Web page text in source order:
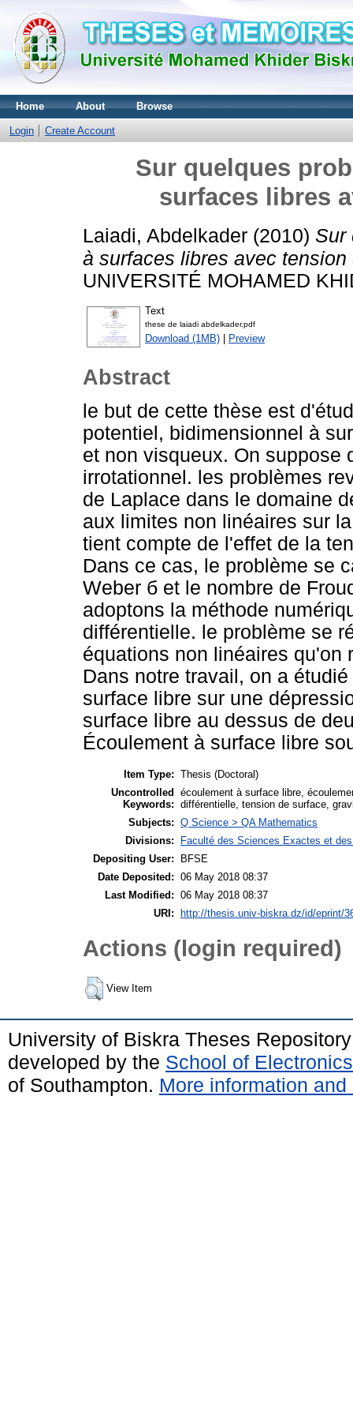
Home About Browse
Login Create Account
Sur quelques
surfaces libres
Laiadi, Abdelkader (2010) Sur
à surfaces libres avec tension
UNIVERSITÉ MOHAMED
Text
these de laiadi abdelkader.pdf
Download (1MB) | Preview
Abstract
le but de cette thèse est
potentiel, bidimensionnel à
et non visqueux. On suppose
irrotationnel. les problèmes
de Laplace dans le domaine
aux limites non linéaires sur
tient compte de l'effet de la
Dans ce cas, le problème se
Weber б et le nombre de
adoptons la méthode
différentielle. le problème se
équations non linéaires qu'on
Dans notre travail, on a
surface libre sur une
surface libre au dessus de
Écoulement à surface libre
Item Type: Thesis (Doctoral)
Uncontrolled
Keywords:
écoulement à surface libre,
différentielle, tension de surface,
Subjects: Q Science > QA Mathematics
Divisions:
Faculté des Sciences Exactes et
Depositing User:
BFSE
Date Deposited: 06 May 2018 08:37
Last Modified: 06 May 2018 08:37
URI:
http://thesis.univ-biskra.dz/id/eprint/
Actions (login required)
View Item
University of Biskra Theses
developed by the School of
of Southampton. More information